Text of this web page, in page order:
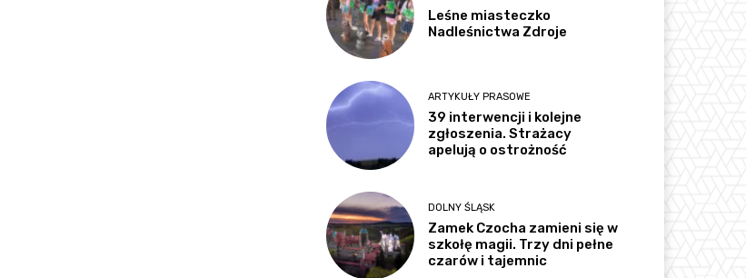
Leśne miasteczko
Nadleśnictwa Zdroje
ARTYKUŁY PRASOWE
39 interwencji i kolejne
zgłoszenia. Strażacy
apelują o ostrożność
DOLNY ŚLĄSK
Zamek Czocha zamieni się w
szkołę magii. Trzy dni pełne
czarów i tajemnic